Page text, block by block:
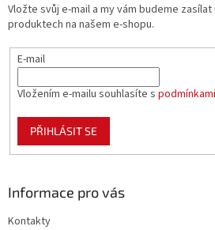
Vložte svůj e-mail a my vám budeme
produktech na našem e-shopu.
E-mail
Vložením e-mailu souhlasíte s
PŘIHLÁSIT SE
Informace pro vás
Kontakty